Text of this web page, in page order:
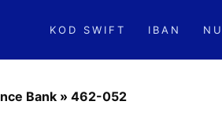
KOD SWIFT IBAN
Bank » 462-052